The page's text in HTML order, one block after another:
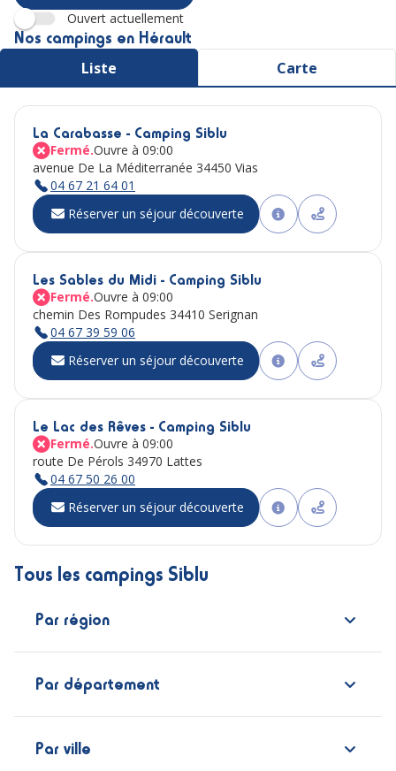
Ouvert actuellement
Nos campings en Hérault
Liste Carte
La Carabasse - Camping Siblu
Fermé.Ouvre à 09:00
avenue De La Méditerranée 34450 Vias
04 67 21 64 01
Réserver un séjour découverte
Les Sables du Midi - Camping Siblu
Fermé.Ouvre à 09:00
chemin Des Rompudes 34410 Serignan
04 67 39 59 06
Réserver un séjour découverte
Le Lac des Rêves - Camping Siblu
Fermé.Ouvre à 09:00
route De Pérols 34970 Lattes
04 67 50 26 00
Réserver un séjour découverte
Tous les campings Siblu
Par région
Par département
Par ville